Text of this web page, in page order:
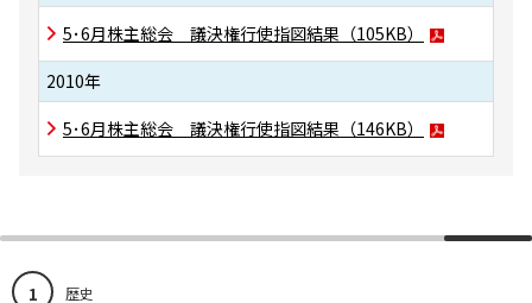
5･6月株主総会 議決権行使指図結果（105KB）
2010年
5･6月株主総会 議決権行使指図結果（146KB）
1 歴史